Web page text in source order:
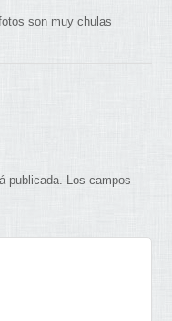
son muy chulas
publicada.
Los campos